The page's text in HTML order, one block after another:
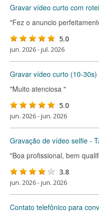
Gravar vídeo curto com
"Fez o anuncio
5.0
jun. 2026 - jul. 2026
Gravar vídeo curto (10-
"Muito atenciosa "
5.0
jun. 2026 - jun. 2026
Gravação de vídeo selfie -
"Boa profissional, bem
3.8
jun. 2026 - jun. 2026
Contato telefônico para